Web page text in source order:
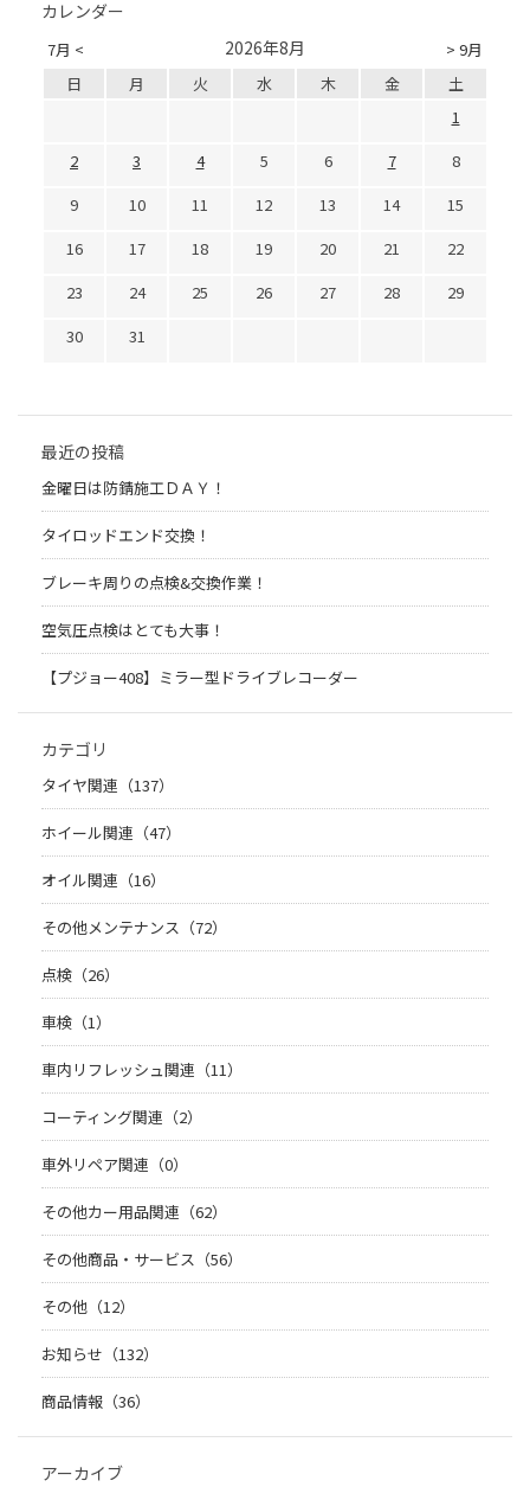
カレンダー
7月 < > 9月
2026年8月
日 月 火 水 木 金
土
1
2
3 4 5 6 7
8
9
10 11 12 13 14
15
16
17 18 19 20 21
22
23
24 25 26 27 28
29
30
31
最近の投稿
金曜日は防錆施工ＤＡＹ！
タイロッドエンド交換！
ブレーキ周りの点検&交換作業！
空気圧点検はとても大事！
【プジョー408】ミラー型ドライブレコーダー
カテゴリ
タイヤ関連（137）
ホイール関連（47）
オイル関連（16）
その他メンテナンス（72）
点検（26）
車検（1）
車内リフレッシュ関連（11）
コーティング関連（2）
車外リペア関連（0）
その他カー用品関連（62）
その他商品・サービス（56）
その他（12）
お知らせ（132）
商品情報（36）
アーカイブ